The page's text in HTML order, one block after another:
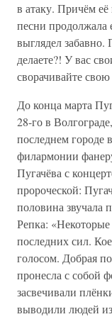
в атаку. Причём
песни продолжала
выглядел
делаете?! У вас
сворачивайте
До конца марта
28-го в
последнем городе
филармонии
Пугачёва с
пророческой:
половина звучала
Репка:
последних сил.
голосом. Добрая
пронесла с собой
засвечивали
выводили людей